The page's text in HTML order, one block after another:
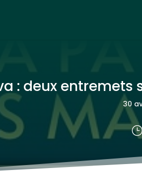
: deux entremets
30
}